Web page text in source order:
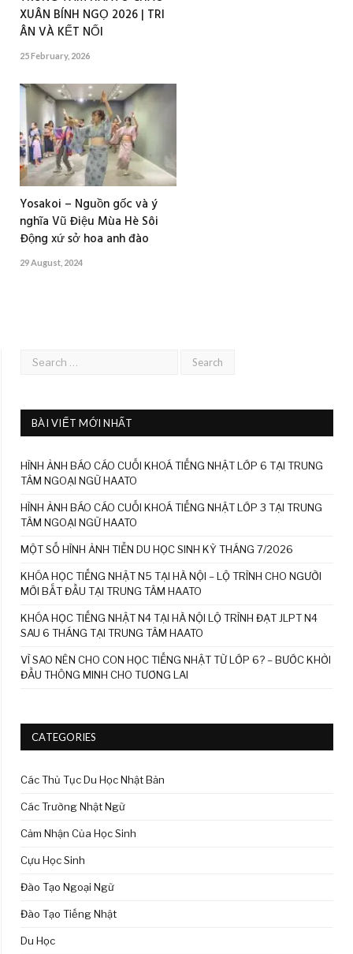
XUÂN BÍNH NGỌ 2026 | TRI
ÂN VÀ KẾT NỐI
25 February, 2026
Yosakoi – Nguồn gốc và ý
nghĩa Vũ Điệu Mùa Hè Sôi
Động xứ sở hoa anh đào
29 August, 2024
BÀI VIẾT MỚI NHẤT
HÌNH ẢNH BÁO CÁO CUỐI KHOÁ TIẾNG NHẬT LỚP 6 TẠI TRUNG
TÂM NGOẠI NGỮ HAATO
HÌNH ẢNH BÁO CÁO CUỐI KHOÁ TIẾNG NHẬT LỚP 3 TẠI TRUNG
TÂM NGOẠI NGỮ HAATO
MỘT SỐ HÌNH ẢNH TIỄN DU HỌC SINH KỲ THÁNG 7/2026
KHÓA HỌC TIẾNG NHẬT N5 TẠI HÀ NỘI – LỘ TRÌNH CHO NGƯỜI
MỚI BẮT ĐẦU TẠI TRUNG TÂM HAATO
KHÓA HỌC TIẾNG NHẬT N4 TẠI HÀ NỘI LỘ TRÌNH ĐẠT JLPT N4
SAU 6 THÁNG TẠI TRUNG TÂM HAATO
VÌ SAO NÊN CHO CON HỌC TIẾNG NHẬT TỪ LỚP 6? – BƯỚC KHỞI
ĐẦU THÔNG MINH CHO TƯƠNG LAI
CATEGORIES
Các Thủ Tục Du Học Nhật Bản
Các Trường Nhật Ngữ
Cảm Nhận Của Học Sinh
Cựu Học Sinh
Đào Tạo Ngoại Ngữ
Đào Tạo Tiếng Nhật
Du Học